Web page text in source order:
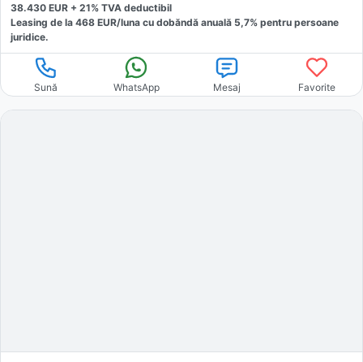
38.430 EUR + 21% TVA deductibil
Leasing de la 468 EUR/luna cu dobăndă anuală 5,7% pentru persoane
juridice.
Sună WhatsApp Mesaj Favorite